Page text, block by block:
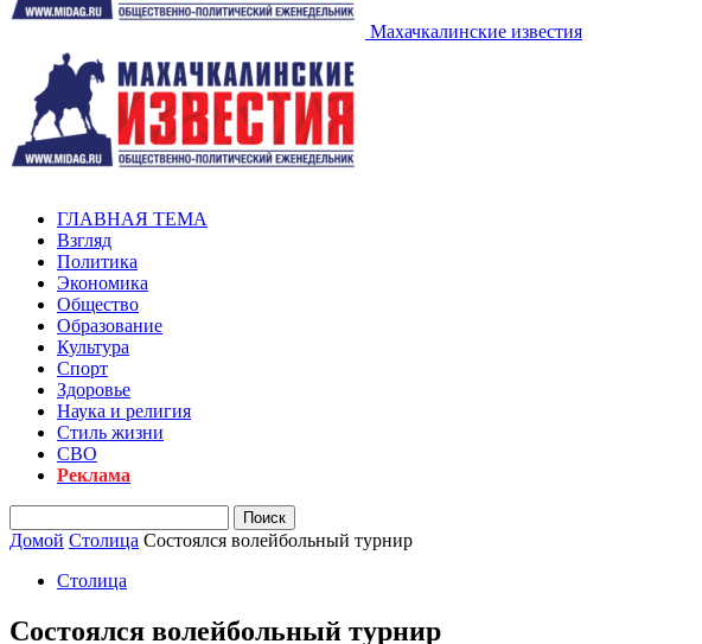
Махачкалинские известия
ГЛАВНАЯ ТЕМА
Взгляд
Политика
Экономика
Общество
Образование
Культура
Спорт
Здоровье
Наука и религия
Стиль жизни
СВО
Реклама
Домой Столица Состоялся волейбольный турнир
Столица
Состоялся волейбольный турнир